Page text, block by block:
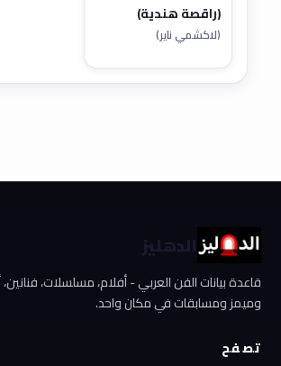
(راقصة هندية)
(لاكشمي ناير)
الدهليز
قاعدة بيانات الفن العربي - أفلام، مسلسلات، فنانين،
وميمز ومسابقات في مكان واحد.
تصفح